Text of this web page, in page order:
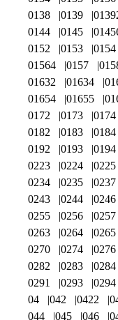
0138
0139
0144
0145
0152
0153 0154
01564
0157
01632
01634
01654
01655
0172
0173 0174
0182
0183 0184
0192
0193 0194
0223
0224 0225
0234
0235 0237
0243
0244 0246
0255
0256 0257
0263
0264 0265
0270
0274 0276
0282
0283 0284
0291
0293 0294
04
042 0422
044
045 046